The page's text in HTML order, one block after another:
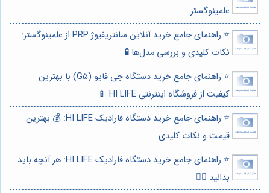
علمینوگستر
⭐️ راهنمای جامع خرید آنلاین سانتریفیوژ PRP از علمینوگستر:
نکات کلیدی و بررسی مدل‌ها 🧪
⭐️ راهنمای جامع خرید دستگاه جی فایو (G5) با بهترین
کیفیت از فروشگاه اینترنتی HI LIFE 📱
⭐️ راهنمای جامع خرید دستگاه فارادیک HI LIFE: 💰 بهترین
قیمت و نکات کلیدی
⭐️ راهنمای جامع خرید دستگاه فارادیک HI LIFE: هر آنچه باید
بدانید 🏋️‍♀️